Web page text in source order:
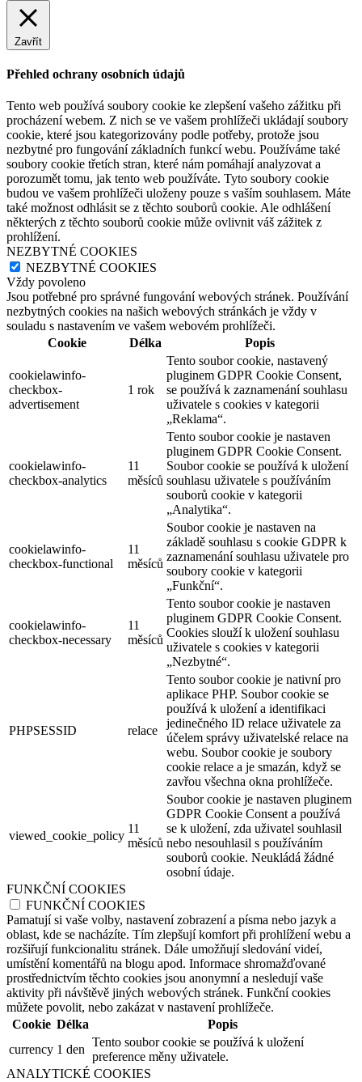
Zavřít
Přehled ochrany osobních údajů
Tento web používá soubory cookie ke zlepšení vašeho zážitku při
procházení webem. Z nich se ve vašem prohlížeči ukládají soubory
cookie, které jsou kategorizovány podle potřeby, protože jsou
nezbytné pro fungování základních funkcí webu. Používáme také
soubory cookie třetích stran, které nám pomáhají analyzovat a
porozumět tomu, jak tento web používáte. Tyto soubory cookie
budou ve vašem prohlížeči uloženy pouze s vaším souhlasem. Máte
také možnost odhlásit se z těchto souborů cookie. Ale odhlášení
některých z těchto souborů cookie může ovlivnit váš zážitek z
prohlížení.
NEZBYTNÉ COOKIES
NEZBYTNÉ COOKIES
Vždy povoleno
Jsou potřebné pro správné fungování webových stránek. Používání
nezbytných cookies na našich webových stránkách je vždy v
souladu s nastavením ve vašem webovém prohlížeči.
Cookie
Délka Popis
cookielawinfo-
checkbox-
advertisement
1 rok
Tento soubor cookie, nastavený
pluginem GDPR Cookie Consent,
se používá k zaznamenání souhlasu
uživatele s cookies v kategorii
„Reklama“.
cookielawinfo-
checkbox-analytics
11
měsíců
Tento soubor cookie je nastaven
pluginem GDPR Cookie Consent.
Soubor cookie se používá k uložení
souhlasu uživatele s používáním
souborů cookie v kategorii
„Analytika“.
cookielawinfo-
checkbox-functional
11
měsíců
Soubor cookie je nastaven na
základě souhlasu s cookie GDPR k
zaznamenání souhlasu uživatele pro
soubory cookie v kategorii
„Funkční“.
cookielawinfo-
checkbox-necessary
11
měsíců
Tento soubor cookie je nastaven
pluginem GDPR Cookie Consent.
Cookies slouží k uložení souhlasu
uživatele s cookies v kategorii
„Nezbytné“.
PHPSESSID relace
Tento soubor cookie je nativní pro
aplikace PHP. Soubor cookie se
používá k uložení a identifikaci
jedinečného ID relace uživatele za
účelem správy uživatelské relace na
webu. Soubor cookie je soubory
cookie relace a je smazán, když se
zavřou všechna okna prohlížeče.
viewed_cookie_policy
11
měsíců
Soubor cookie je nastaven pluginem
GDPR Cookie Consent a používá
se k uložení, zda uživatel souhlasil
nebo nesouhlasil s používáním
souborů cookie. Neukládá žádné
osobní údaje.
FUNKČNÍ COOKIES
FUNKČNÍ COOKIES
Pamatují si vaše volby, nastavení zobrazení a písma nebo jazyk a
oblast, kde se nacházíte. Tím zlepšují komfort při prohlížení webu a
rozšiřují funkcionalitu stránek. Dále umožňují sledování videí,
umístění komentářů na blogu apod. Informace shromažďované
prostřednictvím těchto cookies jsou anonymní a nesledují vaše
aktivity při návštěvě jiných webových stránek. Funkční cookies
můžete povolit, nebo zakázat v nastavení prohlížeče.
Cookie Délka
Popis
currency 1 den
Tento soubor cookie se používá k uložení
preference měny uživatele.
ANALYTICKÉ COOKIES